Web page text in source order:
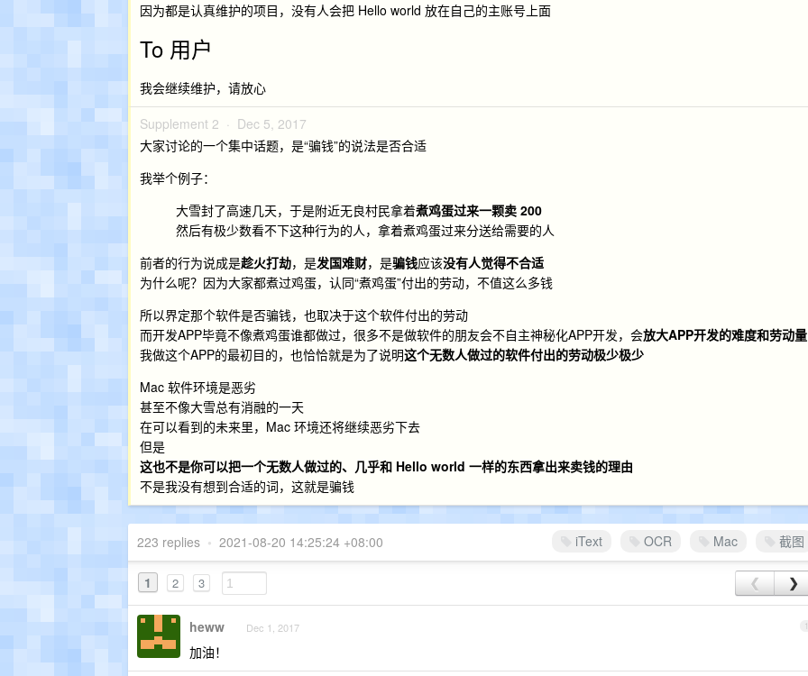
因为都是认真维护的项目，没有人会把 Hello world 放在自己的主账号上面
To 用户
我会继续维护，请放心
Supplement 2 · Dec 5, 2017
大家讨论的一个集中话题，是“骗钱”的说法是否合适
我举个例子：
大雪封了高速几天，于是附近无良村民拿着煮鸡蛋过来一颗卖 200
然后有极少数看不下这种行为的人，拿着煮鸡蛋过来分送给需要的人
前者的行为说成是趁火打劫，是发国难财，是骗钱应该没有人觉得不合适
为什么呢？因为大家都煮过鸡蛋，认同“煮鸡蛋”付出的劳动，不值这么多钱
所以界定那个软件是否骗钱，也取决于这个软件付出的劳动
而开发APP毕竟不像煮鸡蛋谁都做过，很多不是做软件的朋友会不自主神秘化APP开发，会放大APP开发的难度和劳动量
我做这个APP的最初目的，也恰恰就是为了说明这个无数人做过的软件付出的劳动极少极少
Mac 软件环境是恶劣
甚至不像大雪总有消融的一天
在可以看到的未来里，Mac 环境还将继续恶劣下去
但是
这也不是你可以把一个无数人做过的、几乎和 Hello world 一样的东西拿出来卖钱的理由
不是我没有想到合适的词，这就是骗钱
iText OCR Mac 截图
223 replies • 2021-08-20 14:25:24 +08:00
1 2 3 ❮ ❯
1
heww Dec 1, 2017
加油！